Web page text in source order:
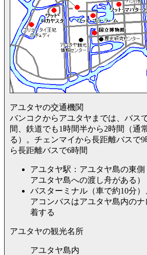
アユタヤの交通機関
バンコクからアユタヤまでは、バス
間、鉄道でも1時間半から2時間（通
る）。チェンマイから長距離バスで
ら長距離バスで6時間
アユタヤ駅：アユタヤ島の東側
アユタヤ島への渡し舟がある）
バスターミナル（車で約10分
アコンバスはアユタヤ島内のナ
着する
アユタヤの観光名所
アユタヤ島内